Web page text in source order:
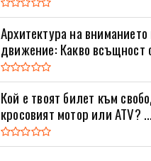
Архитектура на вниманието
движение: Какво всъщност
Кой е твоят билет към
кросовият мотор или ATV? ...